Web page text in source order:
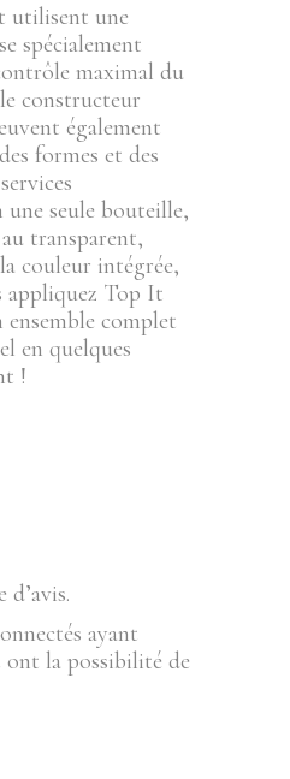
utilisent une
spécialement
maximal du
constructeur
également
formes et des
une seule bouteille,
transparent,
couleur intégrée,
appliquez Top It
complet
en quelques
!
d’avis.
ayant
la possibilité de